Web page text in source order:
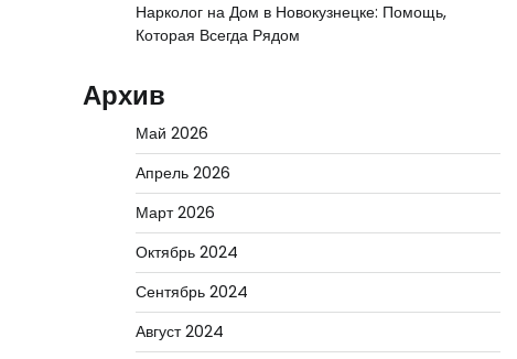
Нарколог на Дом в Новокузнецке: Помощь,
Которая Всегда Рядом
Архив
Май 2026
Апрель 2026
Март 2026
Октябрь 2024
Сентябрь 2024
Август 2024